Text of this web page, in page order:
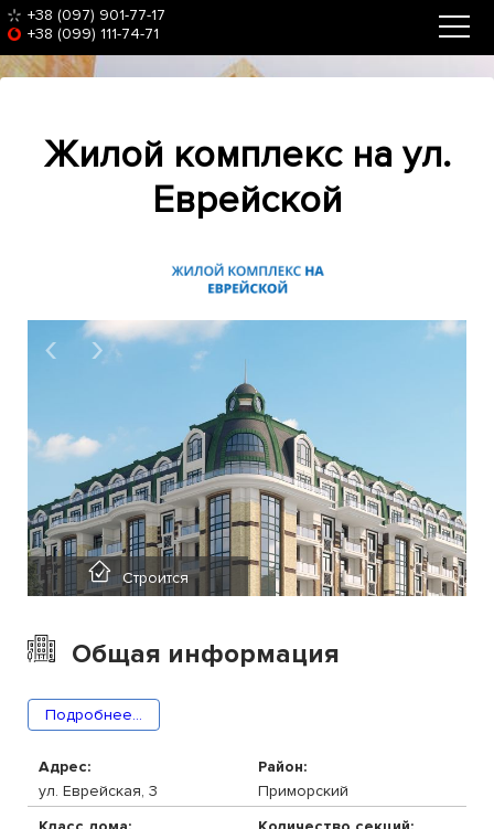
+38 (097) 901-77-17
+38 (099) 111-74-71
Жилой комплекс на ул.
Еврейской
‹ ›
Строится
Общая информация
Подробнее...
Адрес:
ул. Еврейская, 3
Район:
Приморский